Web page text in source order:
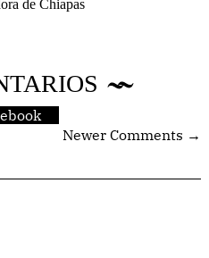
de Chiapas
Newer Comments →